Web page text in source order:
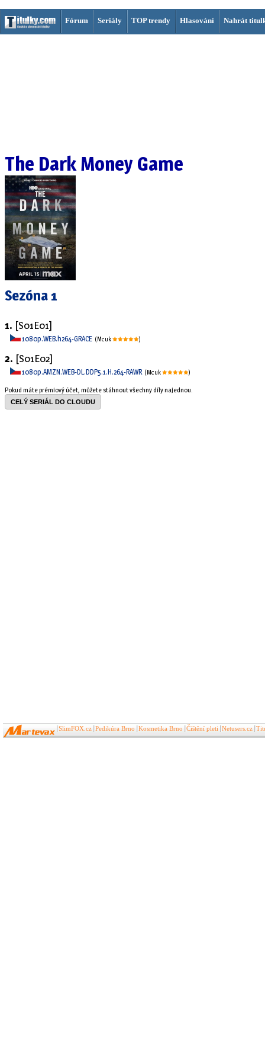
Fórum Seriály TOP trendy Hlasování Nahrát
The Dark Money Game
Sezóna 1
1. [S01E01]
1080p.WEB.h264-GRACE (Mcuk )
2. [S01E02]
1080p.AMZN.WEB-DL.DDP5.1.H.264-RAWR (Mcuk )
Pokud máte prémiový účet, můžete stáhnout všechny díly najednou.
CELÝ SERIÁL DO CLOUDU
SlimFOX.cz Pedikúra Brno Kosmetika Brno Čištění pleti Netusers.cz